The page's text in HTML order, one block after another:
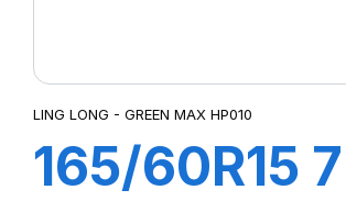
LING LONG - GREEN MAX HP010
165/60R15